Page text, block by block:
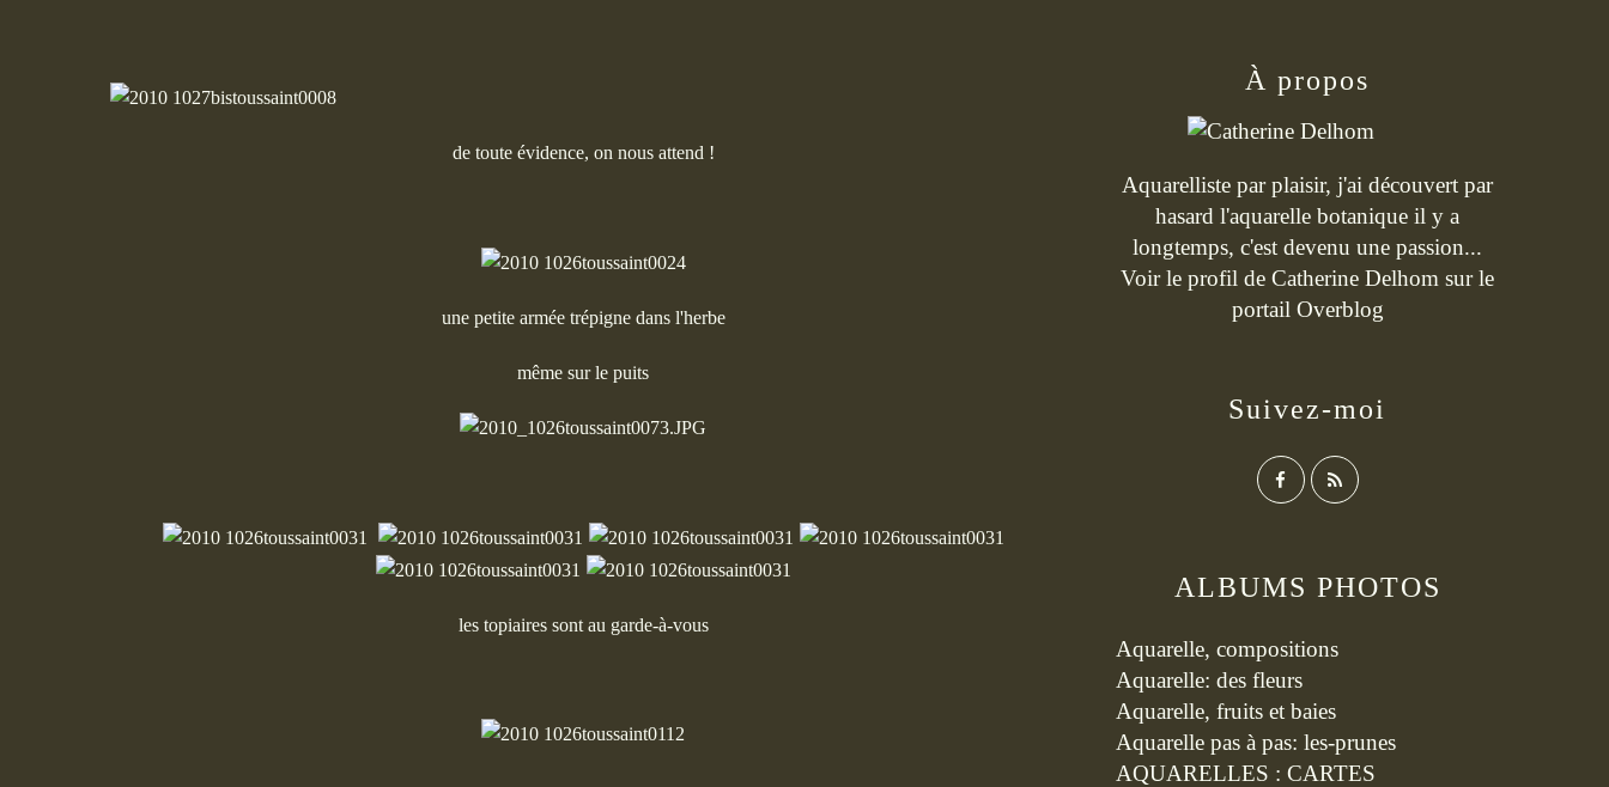
de toute évidence, on nous attend !
une petite armée trépigne dans l'herbe
même sur le puits
les topiaires sont au garde-à-vous
ALBUMS PHOTOS
Aquarelle, compositions
Aquarelle: des fleurs
Aquarelle, fruits et baies
Aquarelle pas à pas: les-prunes
AQUARELLES : CARTES
Suivez-moi
À propos
Aquarelliste par plaisir, j'ai découvert par
hasard l'aquarelle botanique il y a
longtemps, c'est devenu une passion...
Voir le profil de Catherine Delhom sur le
portail Overblog